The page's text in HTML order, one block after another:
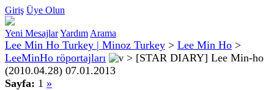
Giriş Üye Olun
Yeni MesajlarYardım Arama
Lee Min Ho Turkey | Minoz Turkey > Lee Min Ho >
LeeMinHo röportajları
> [STAR DIARY] Lee Min-ho
(2010.04.28) 07.01.2013
Sayfa: 1 »